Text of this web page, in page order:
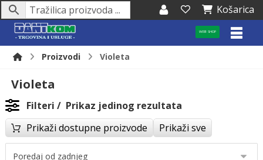
Košarica
WEB SHOP
Proizvodi Violeta
Violeta
Filteri
Prikaz jedinog rezultata
Prikaži dostupne proizvode
Prikaži sve